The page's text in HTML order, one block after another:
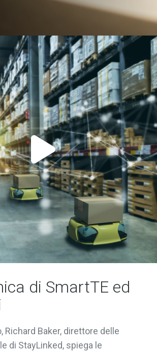
di SmartTE ed
Richard Baker, direttore delle
di StayLinked, spiega le